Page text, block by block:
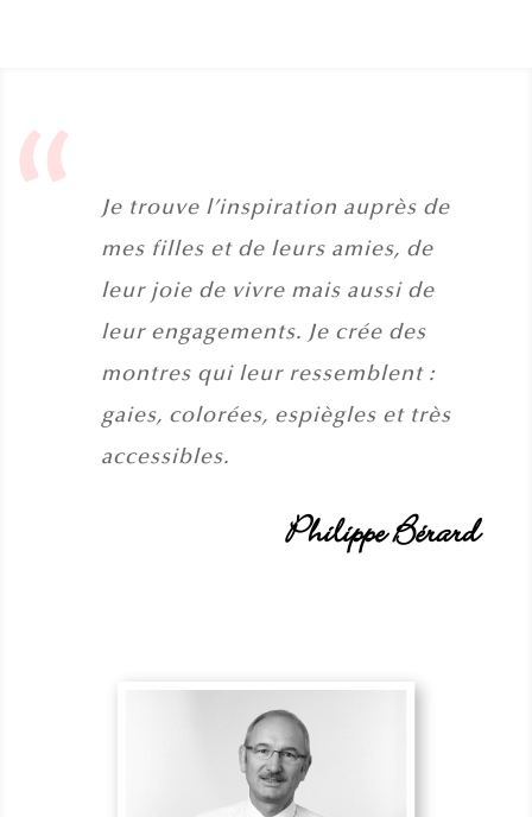
Je trouve l’inspiration auprès de
mes filles et de leurs amies, de
leur joie de vivre mais aussi de
leur engagements. Je crée des
montres qui leur ressemblent :
gaies, colorées, espiègles et très
accessibles.
Philippe Bérard